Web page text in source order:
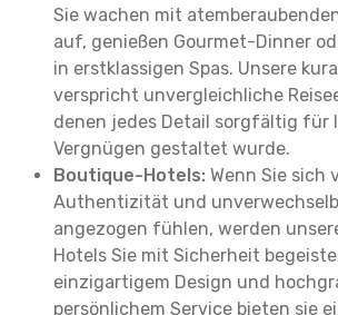
Sie wachen mit
auf, genießen Gourmet-Dinner
in erstklassigen Spas. Unsere
verspricht unvergleichliche
denen jedes Detail sorgfältig für
Vergnügen gestaltet wurde.
Boutique-Hotels: Wenn Sie sich
Authentizität und
angezogen fühlen, werden
Hotels Sie mit Sicherheit
einzigartigem Design und
persönlichem Service bieten sie